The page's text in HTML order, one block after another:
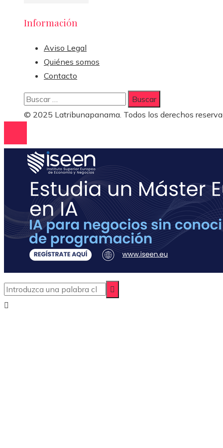
Información
Aviso Legal
Quiénes somos
Contacto
Buscar:
© 2025 Latribunapanama. Todos los derechos